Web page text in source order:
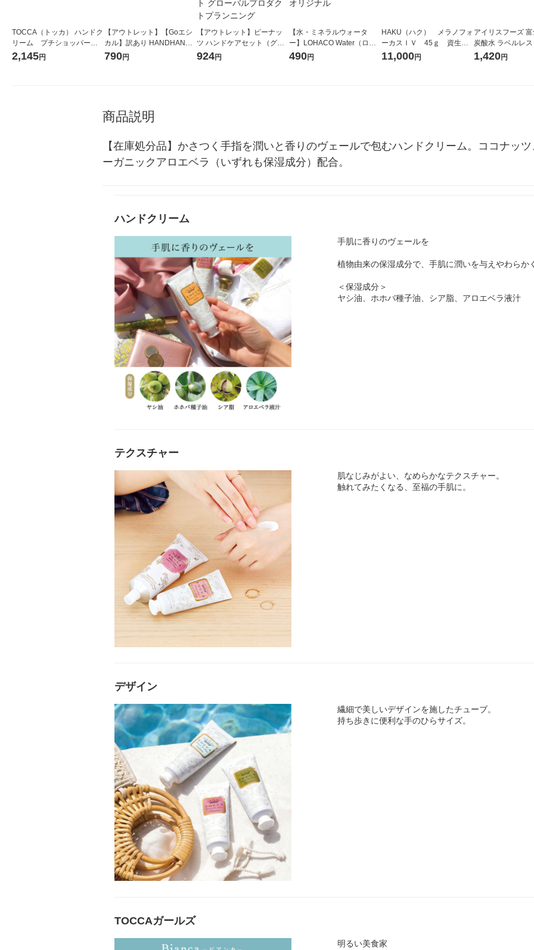
TOCCA（トッカ） ハンドク
リーム プチショッパー付
き（クレオパトラ） 45ml グ
2,145円
【アウトレット】【Goエシ
カル】訳あり HANDHAND b
y AP.P. ジェントルハーブ 50
790円
【アウトレット】ピーナッ
ツ ハンドケアセット（グリ
ーンアップル） ミニハンド
924円
【水・ミネラルウォータ
ー】LOHACO Water（ロハ
コウォーター）2L ラベルレ
490円
HAKU（ハク） メラノフォ
ーカスＩＶ 45ｇ 資生
堂 おまけ付き
11,000円
アイリスフーズ
炭酸水 ラベルレ
箱（24本入）
1,420円
商品説明
【在庫処分品】かさつく手指を潤いと香りのヴェールで包むハンドクリーム。ココナッ
ーガニックアロエベラ（いずれも保湿成分）配合。
ハンドクリーム
手肌に香りのヴェールを
植物由来の保湿成分で、手肌に潤いを与えやわらか
＜保湿成分＞
ヤシ油、ホホバ種子油、シア脂、アロエベラ液汁
テクスチャー
肌なじみがよい、なめらかなテクスチャー。
触れてみたくなる、至福の手肌に。
デザイン
繊細で美しいデザインを施したチューブ。
持ち歩きに便利な手のひらサイズ。
TOCCAガールズ
明るい美食家